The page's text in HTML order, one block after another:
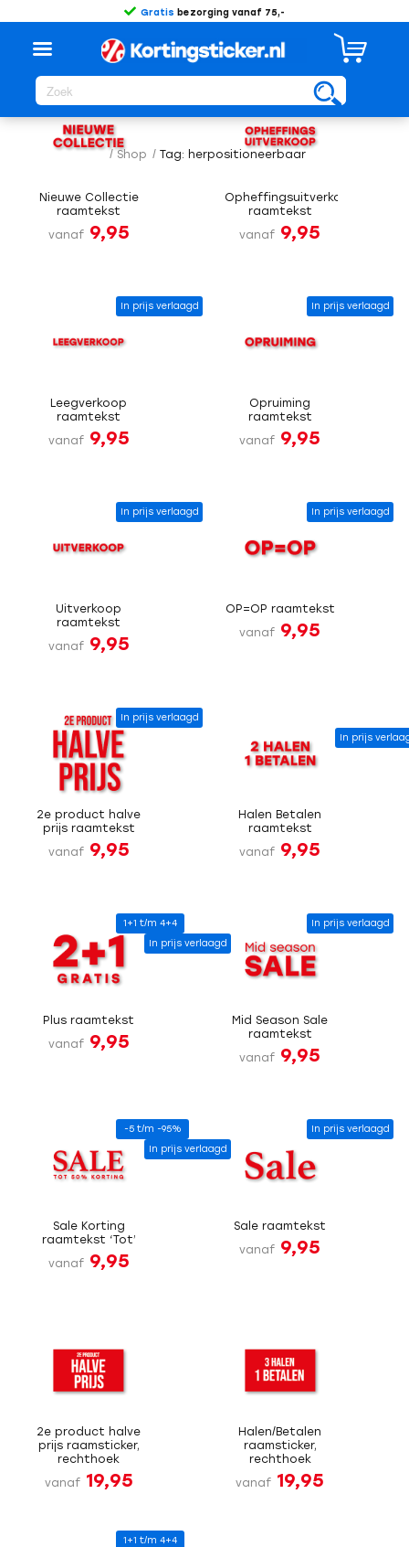
Gratis bezorging vanaf 75,-
/ Shop / Tag: herpositioneerbaar
Sorteer opStandaard
Nieuwe Collectie
raamtekst
vanaf 9,95
In prijs verlaagd
Opheffingsuitverkoop
raamtekst
vanaf 9,95
In prijs verlaagd
Leegverkoop
raamtekst
vanaf 9,95
In prijs verlaagd
Opruiming
raamtekst
vanaf 9,95
In prijs verlaagd
Uitverkoop
raamtekst
vanaf 9,95
In prijs verlaagd
OP=OP raamtekst
vanaf 9,95
In prijs verlaagd
2e product halve
prijs raamtekst
vanaf 9,95
In prijs
Halen Betalen
raamtekst
vanaf 9,95
1+1 t/m 4+4
In prijs verlaagd
Plus raamtekst
vanaf 9,95
In prijs verlaagd
Mid Season Sale
raamtekst
vanaf 9,95
-5 t/m -95%
In prijs verlaagd
Sale Korting
raamtekst ‘Tot’
vanaf 9,95
In prijs verlaagd
Sale raamtekst
vanaf 9,95
2e product halve
prijs raamsticker,
rechthoek
vanaf 19,95
Halen/Betalen
raamsticker,
rechthoek
vanaf 19,95
1+1 t/m 4+4